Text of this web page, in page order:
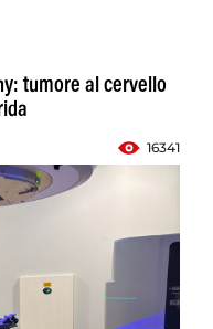
tumore al cervello
16341